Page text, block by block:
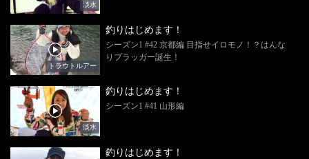
淡水
トラウトルアー
釣りはじめます！
シーズン1 #42 京都編 目指せイロモノ！？はんな
りプラッガー誕生！
淡水
釣りはじめます！
シーズン1 #41 山形編
釣りはじめます！